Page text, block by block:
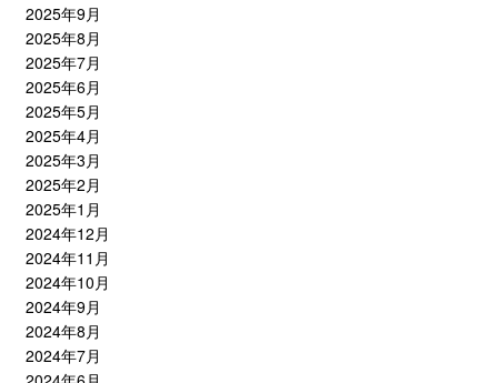
2025年9月
2025年8月
2025年7月
2025年6月
2025年5月
2025年4月
2025年3月
2025年2月
2025年1月
2024年12月
2024年11月
2024年10月
2024年9月
2024年8月
2024年7月